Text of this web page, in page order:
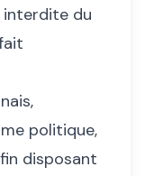
interdite du
politique,
disposant